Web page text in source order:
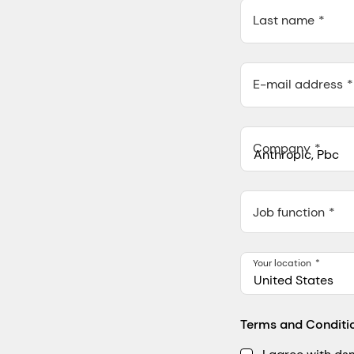
Last name
E-mail address
Company
548 Market St Pmb
Job function
United States
Your location
Terms and